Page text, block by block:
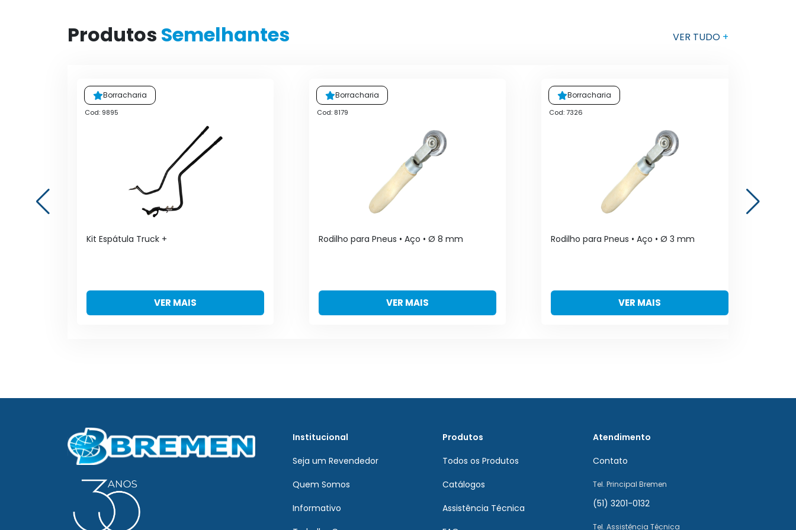
Produtos Semelhantes VER TUDO +
Borracharia
Cod: 9895
Kit Espátula Truck +
VER MAIS
Borracharia
Cod: 8179
Rodilho para Pneus • Aço • Ø 8 mm
VER MAIS
Borracharia
Cod: 7326
Rodilho para Pneus • Aço • Ø 3 mm
VER MAIS
Institucional
Seja um Revendedor
Quem Somos
Informativo
Produtos
Todos os Produtos
Catálogos
Assistência Técnica
Atendimento
Contato
Tel. Principal Bremen
(51) 3201-0132
Tel. Assistência Técnica